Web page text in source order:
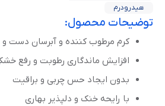
هیدرودرم
توضیحات محصول:
کرم مرطوب کننده و آبرسان دست
افزایش ماندگاری رطوبت و رفع
بدون ایجاد حس چربی و براقیت
با رایحه خنک و دلپذیر بهاری